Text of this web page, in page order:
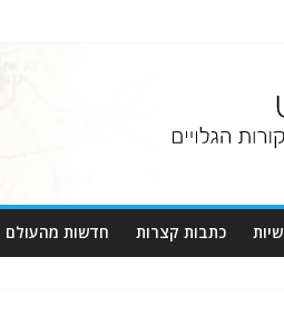
כתבות קצרות חדשות מהעולם